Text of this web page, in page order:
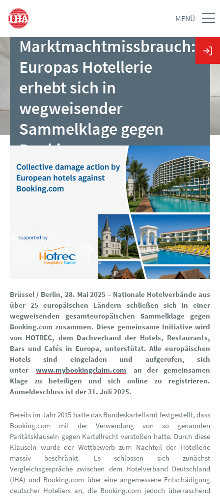
MENÜ
Wettbewerbsbeschränku
ngen und
Marktmachtmissbrauch:
Europas Hotellerie
erhebt sich in
wegweisender
Sammelklage gegen
Booking.com
27.05.2025 | Pressemitteilung von HOTREC
Hospitality Europe und Hotelverband Deutschland
(IHA)
Brüssel / Berlin, 28. Mai 2025 – Nationale Hotelverbände aus
über 25 europäischen Ländern schließen sich in einer
wegweisenden gesamteuropäischen Sammelklage gegen
Booking.com zusammen. Diese gemeinsame Initiative wird
von HOTREC, dem Dachverband der Hotels, Restaurants,
Bars und Cafés in Europa, unterstützt. Alle europäischen
Hotels sind eingeladen und aufgerufen, sich
unter
www.mybookingclaim.com
an der gemeinsamen
Klage zu beteiligen und sich online zu registrieren.
Anmeldeschluss ist der 31. Juli 2025.
Bereits im Jahr 2015 hatte das Bundeskartellamt festgestellt, dass
Booking.com mit der Verwendung von so genannten
Paritätsklauseln gegen Kartellrecht verstoßen hatte. Durch diese
Klauseln wurde der Wettbewerb zum Nachteil der Hotellerie
massiv beschränkt. Es schlossen sich zunächst
Vergleichsgespräche zwischen dem Hotelverband Deutschland
(IHA) und Booking.com über eine angemessene Entschädigung
deutscher Hoteliers an, die Booking.com jedoch überraschend